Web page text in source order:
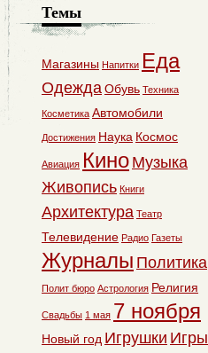
Темы
Магазины Напитки Еда
ОдеждаОбувь Техника
Косметика Автомобили
Достижения Наука Космос
Авиация Кино Музыка
Живопись Книги
Архитектура Театр
Телевидение Радио Газеты
Журналы Политика
Полит бюро Астрология Религия
Свадьбы 1 мая 7 ноября
Новый год Игрушки Игры